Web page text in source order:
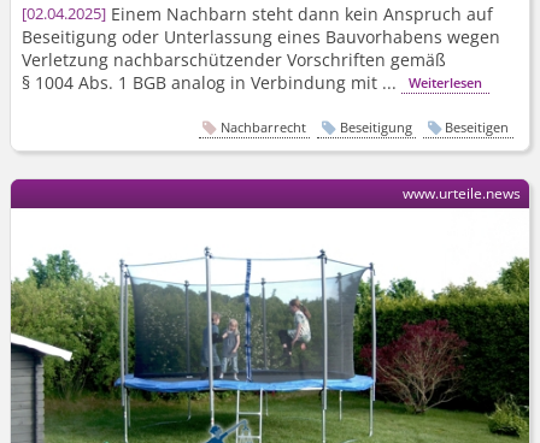
02.04.2025 Einem Nachbarn steht dann kein Anspruch auf
Beseitigung oder Unterlassung eines Bauvorhabens wegen
Verletzung nachbarschützender Vorschriften gemäß
§ 1004 Abs. 1 BGB analog in Verbindung mit ...
Weiterlesen
Nachbarrecht Beseitigung Beseitigen
www.urteile.news